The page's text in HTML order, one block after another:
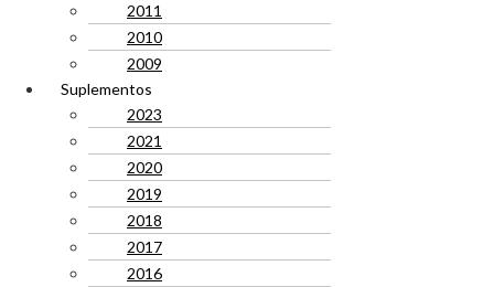
2011
2010
2009
Suplementos
2023
2021
2020
2019
2018
2017
2016